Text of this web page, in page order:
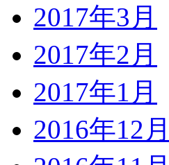
2017年3月
2017年2月
2017年1月
2016年12月